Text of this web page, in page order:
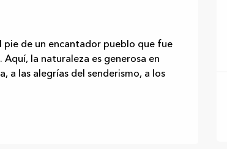
pie de un encantador pueblo que fue
la naturaleza es generosa en
a las alegrías del senderismo, a los